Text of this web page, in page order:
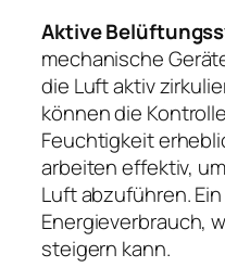
Aktive
mechanische
die Luft aktiv
können die
Feuchtigkeit
arbeiten effektiv,
Luft abzuführen.
Energieverbrauch,
steigern kann.